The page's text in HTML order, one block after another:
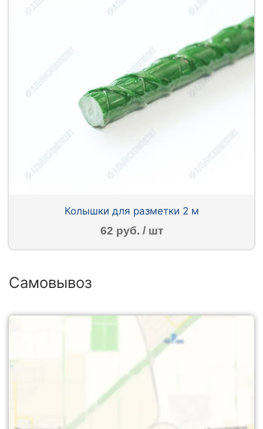
Колышки для разметки 2 м
62 руб. / шт
Самовывоз